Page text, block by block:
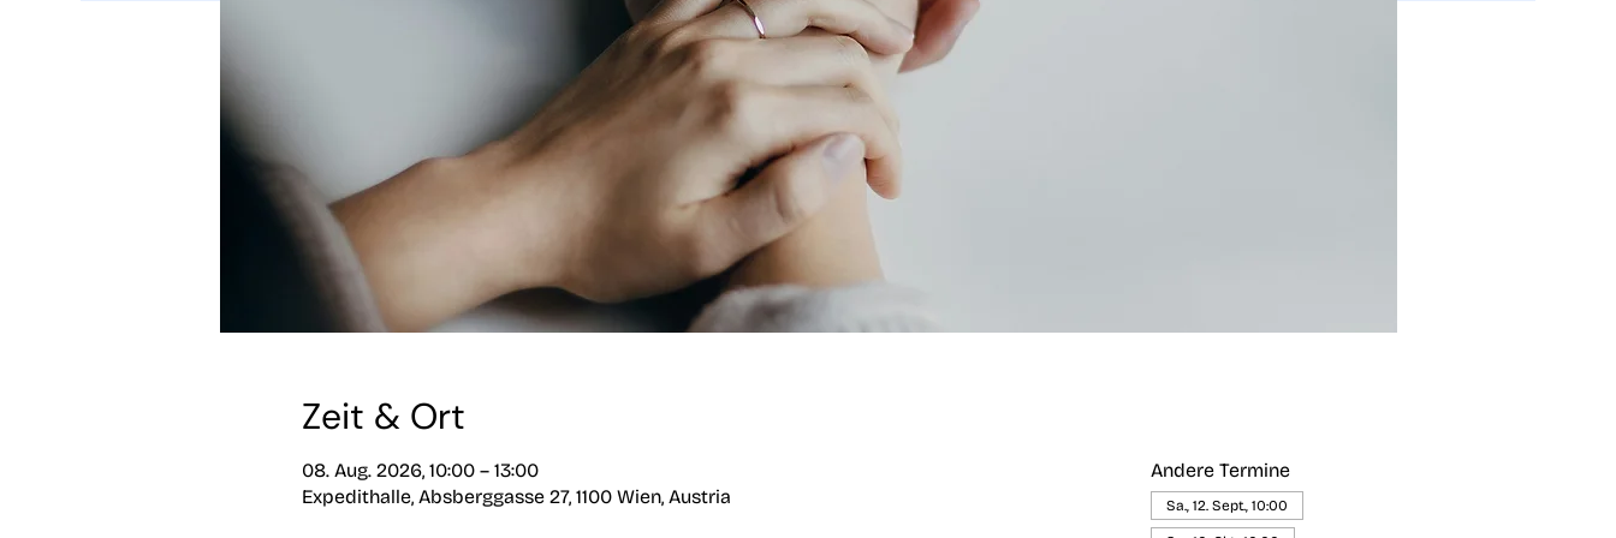
Zeit & Ort
08. Aug. 2026, 10:00 – 13:00
Expedithalle, Absberggasse 27, 1100 Wien, Austria
Andere Termine
Sa., 12. Sept., 10:00